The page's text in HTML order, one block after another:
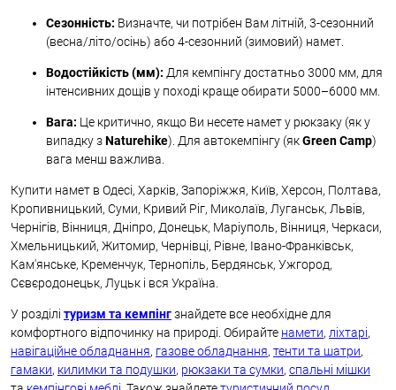
Сезонність: Визначте, чи потрібен Вам літній, 3-сезонний
(весна/літо/осінь) або 4-сезонний (зимовий) намет.
Водостійкість (мм): Для кемпінгу достатньо 3000 мм, для
інтенсивних дощів у поході краще обирати 5000–6000 мм.
Вага: Це критично, якщо Ви несете намет у рюкзаку (як у
випадку зNaturehike). Для автокемпінгу (якGreen Camp)
вага менш важлива.
Купити намет в Одесі, Харків, Запоріжжя, Київ, Херсон, Полтава,
Кропивницький, Суми, Кривий Ріг, Миколаїв, Луганськ, Львів,
Чернігів, Вінниця, Дніпро, Донецьк, Маріуполь, Вінниця, Черкаси,
Хмельницький, Житомир, Чернівці, Рівне, Івано-Франківськ,
Кам'янське, Кременчук, Тернопіль, Бердянськ, Ужгород,
Сєвєродонецьк, Луцьк і вся Україна.
У розділі туризм та кемпінгзнайдете все необхідне для
комфортного відпочинку на природі. Обирайте намети, ліхтарі,
навігаційне обладнання, газове обладнання, тенти та шатри,
гамаки, килимки та подушки, рюкзаки та сумки, спальні мішки